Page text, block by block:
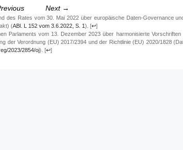
Next →
des Rates vom 30. Mai 2022 über europäische Daten-Governance
(ABl. L 152 vom 3.6.2022, S. 1). [↩]
Parlaments vom 13. Dezember 2023 über harmonisierte Vorschriften
der Verordnung (EU) 2017/2394 und der Richtlinie (EU) 2020/1828
2023/2854/oj). [↩]